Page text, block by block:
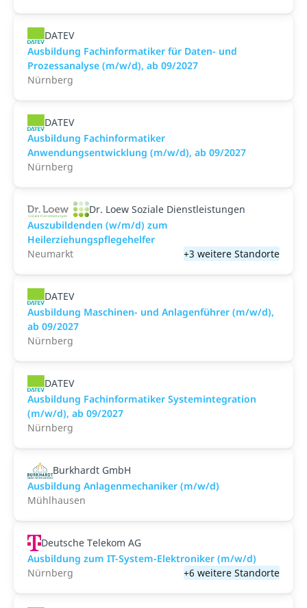
DATEV
Ausbildung Fachinformatiker für Daten- und
Prozessanalyse (m/w/d), ab 09/2027
Nürnberg
DATEV
Ausbildung Fachinformatiker
Anwendungsentwicklung (m/w/d), ab 09/2027
Nürnberg
Dr. Loew Soziale Dienstleistungen
Auszubildenden (w/m/d) zum
Heilerziehungspflegehelfer
Neumarkt
+3 weitere Standorte
DATEV
Ausbildung Maschinen- und Anlagenführer (m/w/d),
ab 09/2027
Nürnberg
DATEV
Ausbildung Fachinformatiker Systemintegration
(m/w/d), ab 09/2027
Nürnberg
Burkhardt GmbH
Ausbildung Anlagenmechaniker (m/w/d)
Mühlhausen
Deutsche Telekom AG
Ausbildung zum IT-System-Elektroniker (m/w/d)
Nürnberg
+6 weitere Standorte